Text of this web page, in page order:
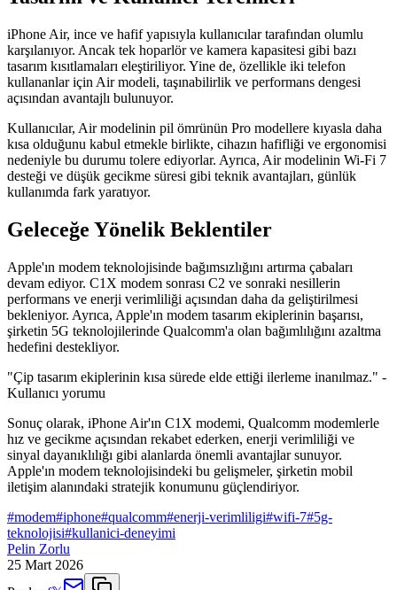
iPhone Air, ince ve hafif yapısıyla kullanıcılar tarafından olumlu
karşılanıyor. Ancak tek hoparlör ve kamera kapasitesi gibi bazı
tasarım kısıtlamaları eleştiriliyor. Yine de, özellikle iki telefon
kullananlar için Air modeli, taşınabilirlik ve performans dengesi
açısından avantajlı bulunuyor.
Kullanıcılar, Air modelinin pil ömrünün Pro modellere kıyasla daha
kısa olduğunu kabul etmekle birlikte, cihazın hafifliği ve ergonomisi
nedeniyle bu durumu tolere ediyorlar. Ayrıca, Air modelinin Wi-Fi 7
desteği ve düşük gecikme süresi gibi teknik avantajları, günlük
kullanımda fark yaratıyor.
Geleceğe Yönelik Beklentiler
Apple'ın modem teknolojisinde bağımsızlığını artırma çabaları
devam ediyor. C1X modem sonrası C2 ve sonraki nesillerin
performans ve enerji verimliliği açısından daha da geliştirilmesi
bekleniyor. Ayrıca, Apple'ın modem tasarım ekiplerinin başarısı,
şirketin 5G teknolojilerinde Qualcomm'a olan bağımlılığını azaltma
hedefini destekliyor.
"Çip tasarım ekiplerinin kısa sürede elde ettiği ilerleme inanılmaz." -
Kullanıcı yorumu
Sonuç olarak, iPhone Air'ın C1X modemi, Qualcomm modemlerle
hız ve gecikme açısından rekabet ederken, enerji verimliliği ve
sinyal dayanıklılığı gibi alanlarda önemli avantajlar sunuyor.
Apple'ın modem teknolojisindeki bu gelişmeler, şirketin mobil
iletişim alanındaki stratejik konumunu güçlendiriyor.
#modem#iphone#qualcomm#enerji-verimliligi#wifi-7#5g-
teknolojisi#kullanici-deneyimi
Pelin Zorlu
25 Mart 2026